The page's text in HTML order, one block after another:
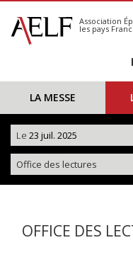
S'abonner
Calendrier
Association
les pays
LA MESSE
Le 23 juil. 2025
Office des lectures
OFFICE DES